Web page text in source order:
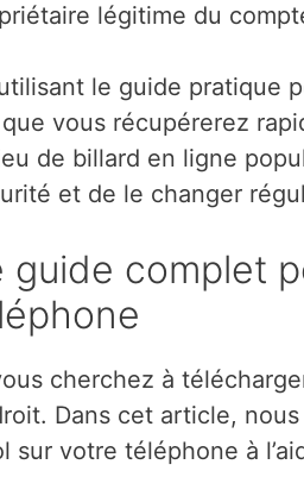
légitime du
le guide pratique
vous récupérerez
de billard en ligne
et de le changer
guide complet
cherchez à
Dans cet article,
sur votre téléphone à